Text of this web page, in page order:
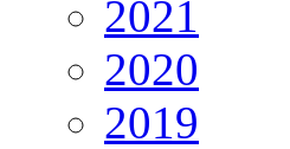
2021
2020
2019